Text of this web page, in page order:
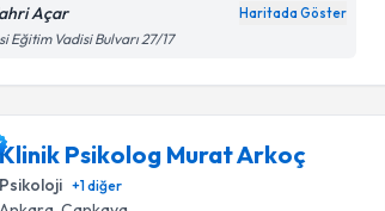
Açar Haritada Göster
Eğitim Vadisi Bulvarı 27/17
Klinik Psikolog Murat Arkoç
Psikoloji +1diğer